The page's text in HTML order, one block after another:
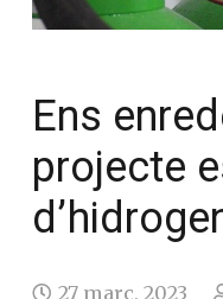
Ens
projecte